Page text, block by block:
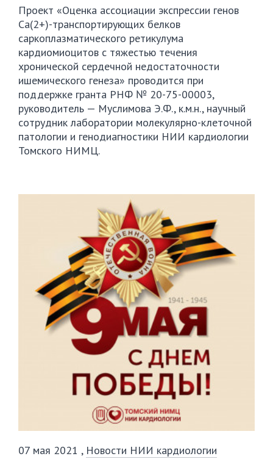
Проект «Оценка ассоциации экспрессии генов
Ca(2+)-транспортирующих белков
саркоплазматического ретикулума
кардиомиоцитов с тяжестью течения
хронической сердечной недостаточности
ишемического генеза» проводится при
поддержке гранта РНФ № 20-75-00003,
руководитель — Муслимова Э.Ф., к.м.н., научный
сотрудник лаборатории молекулярно-клеточной
патологии и генодиагностики НИИ кардиологии
Томского НИМЦ.
07 мая 2021 , Новости НИИ кардиологии